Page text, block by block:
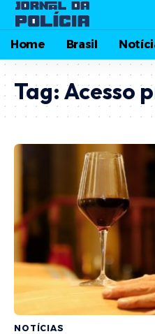
Home Brasil
Tag: Acesso
NOTÍCIAS